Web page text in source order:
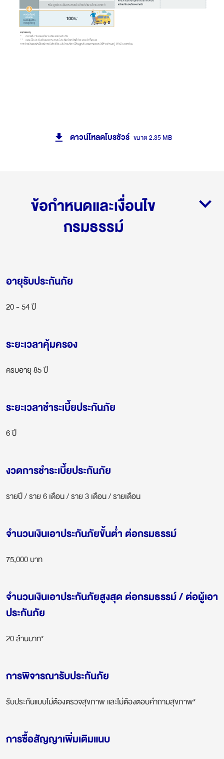
ดาวน์โหลดโบรชัวร์ ขนาด 2.35 MB
ข้อกำหนดและเงื่อนไข
กรมธรรม์
อายุรับประกันภัย
20 - 54 ปี
ระยะเวลาคุ้มครอง
ครบอายุ 85 ปี
ระยะเวลาชำระเบี้ยประกันภัย
6 ปี
งวดการชำระเบี้ยประกันภัย
รายปี / ราย 6 เดือน / ราย 3 เดือน / รายเดือน
จำนวนเงินเอาประกันภัยขั้นต่ำ ต่อกรมธรรม์
75,000 บาท
จำนวนเงินเอาประกันภัยสูงสุด ต่อกรมธรรม์ / ต่อผู้เอา
ประกันภัย
20 ล้านบาท*
การพิจารณารับประกันภัย
รับประกันแบบไม่ต้องตรวจสุขภาพ และไม่ต้องตอบคำถามสุขภาพ*
การซื้อสัญญาเพิ่มเติมแนบ